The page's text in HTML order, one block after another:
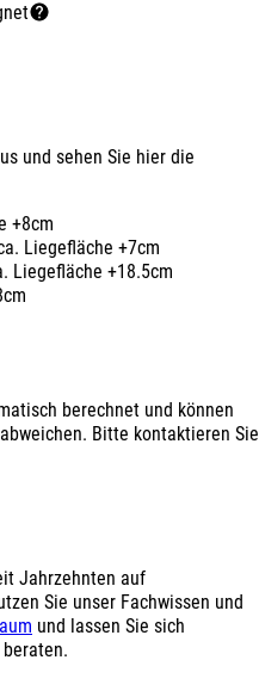
und sehen Sie hier die
+8cm
Liegefläche +7cm
Liegefläche +18.5cm
berechnet und können
Bitte kontaktieren Sie
Jahrzehnten auf
Sie unser Fachwissen und
und lassen Sie sich